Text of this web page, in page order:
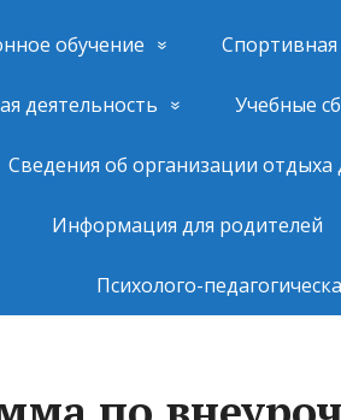
обучение
деятельность Учебные
Сведения об организации отдыха
Информация для родителей
Психолого-